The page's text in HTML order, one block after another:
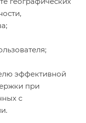
эффективной
при
с